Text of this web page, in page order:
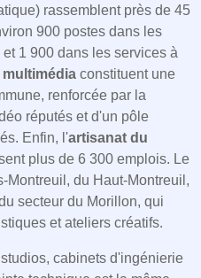
rassemblent près de 45
900 postes dans les
1 900 dans les services à
constituent une
renforcée par la
réputés et d'un pôle
Enfin, l'artisanat du
plus de 6 300 emplois. Le
Montreuil, du Haut-Montreuil,
secteur du Morillon, qui
et ateliers créatifs.
cabinets d'ingénierie